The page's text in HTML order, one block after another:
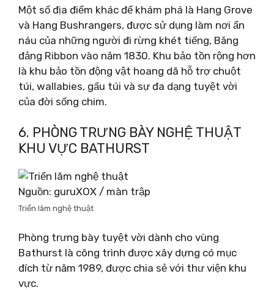
Một số địa điểm khác để khám phá là Hang Grove
và Hang Bushrangers, được sử dụng làm nơi ẩn
náu của những người đi rừng khét tiếng, Băng
đảng Ribbon vào năm 1830. Khu bảo tồn rộng hơn
là khu bảo tồn động vật hoang dã hỗ trợ chuột
túi, wallabies, gấu túi và sự đa dạng tuyệt vời
của đời sống chim.
6. PHÒNG TRƯNG BÀY NGHỆ THUẬT
KHU VỰC BATHURST
Nguồn: guruXOX / màn trập
Triển lãm nghệ thuật
Phòng trưng bày tuyệt vời dành cho vùng
Bathurst là công trình được xây dựng có mục
đích từ năm 1989, được chia sẻ với thư viện khu
vực.